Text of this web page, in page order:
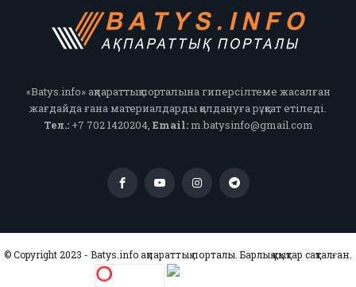
«Batys.info» ақпараттық порталына гиперсілтеме жасалған
жағдайда ғана материалдарды қолдануға рұқсат етіледі.
Тел.:+7 702 1420204, Email:m.batysinfo@gmail.com
© Copyright 2023 - Batys.info ақпараттық порталы. Барлық құқықтар сақталған.